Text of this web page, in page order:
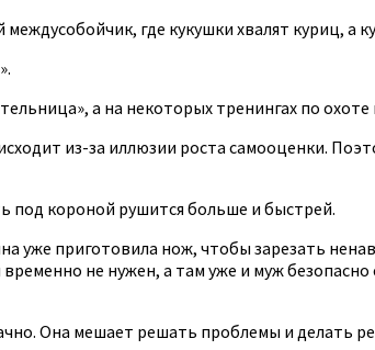
где кукушки хвалят куриц, а
а на некоторых тренингах по
из-за иллюзии роста самооценки.
под короной рушится больше и быстрей.
уже приготовила нож, чтобы зарезать
не нужен, а там уже и муж
Она мешает решать проблемы и делать